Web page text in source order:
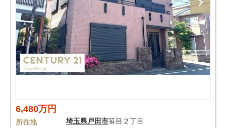
6,480万円
所在地 埼玉県戸田市笹目２丁目